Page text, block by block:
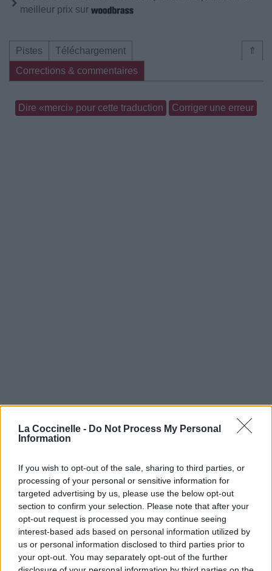
La Coccinelle - Do Not Process My Personal
Information
If you wish to opt-out of the sale, sharing to third parties, or
processing of your personal or sensitive information for
targeted advertising by us, please use the below opt-out
section to confirm your selection. Please note that after your
opt-out request is processed you may continue seeing
interest-based ads based on personal information utilized by
us or personal information disclosed to third parties prior to
your opt-out. You may separately opt-out of the further
meilleur prix sur
⇑
Pistes
Téléchargement
Corrections & commentaires
Dire «merci» pour cette traduction Corriger une erreur